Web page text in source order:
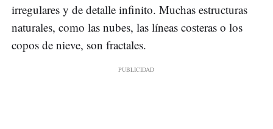
irregulares y de detalle infinito. Muchas estructuras
naturales, como las nubes, las líneas costeras o los
copos de nieve, son fractales.